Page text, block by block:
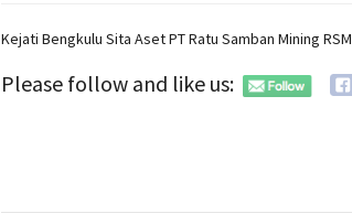
Kejati Bengkulu Sita Aset PT Ratu Samban Mining
Please follow and like us: